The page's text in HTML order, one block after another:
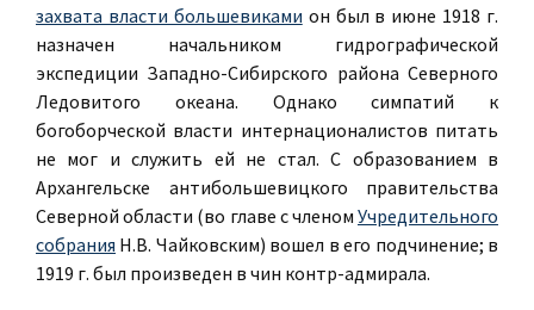
захвата власти большевиками он был в июне 1918 г.
назначен начальником гидрографической
экспедиции Западно-Сибирского района Северного
Ледовитого океана. Однако симпатий к
богоборческой власти интернационалистов питать
не мог и служить ей не стал. С образованием в
Архангельске антибольшевицкого правительства
Северной области (во главе с членом Учредительного
собрания Н.В. Чайковским) вошел в его подчинение; в
1919 г. был произведен в чин контр-адмирала.